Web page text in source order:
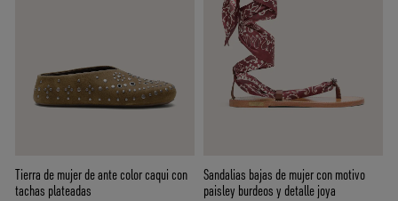
Tierra de mujer de ante color caqui con
tachas plateadas
Sandalias bajas de mujer con motivo
paisley burdeos y detalle joya